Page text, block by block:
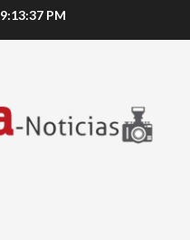
9:13:38 PM